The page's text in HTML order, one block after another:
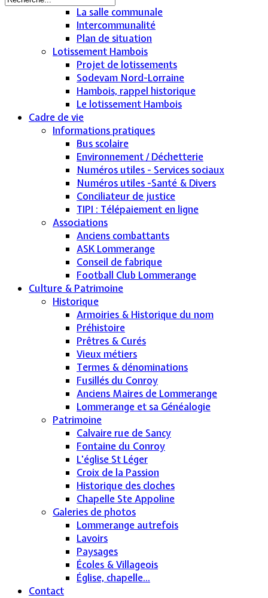
La salle communale
Intercommunalité
Plan de situation
Lotissement Hambois
Projet de lotissements
Sodevam Nord-Lorraine
Hambois, rappel historique
Le lotissement Hambois
Cadre de vie
Informations pratiques
Bus scolaire
Environnement / Déchetterie
Numéros utiles - Services sociaux
Numéros utiles -Santé & Divers
Conciliateur de justice
TIPI : Télépaiement en ligne
Associations
Anciens combattants
ASK Lommerange
Conseil de fabrique
Football Club Lommerange
Culture & Patrimoine
Historique
Armoiries & Historique du nom
Préhistoire
Prêtres & Curés
Vieux métiers
Termes & dénominations
Fusillés du Conroy
Anciens Maires de Lommerange
Lommerange et sa Généalogie
Patrimoine
Calvaire rue de Sancy
Fontaine du Conroy
L'église St Léger
Croix de la Passion
Historique des cloches
Chapelle Ste Appoline
Galeries de photos
Lommerange autrefois
Lavoirs
Paysages
Écoles & Villageois
Église, chapelle...
Contact